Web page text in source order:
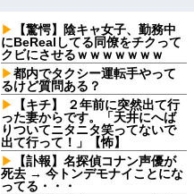
【驚愕】陰キャ女子、勤務中
にBeRealしてる同僚をチクって
クビにさせるｗｗｗｗｗｗｗ
都内でタクシー運転手やって
るけど質問ある？
【キチ】 ２年前に突然出て行
った妻からです。「天井にへば
りついてニタニタ笑ってないで
出て行って！」【怖】
【訃報】名探偵コナン声優が
死去 → 今トンデモナイことにな
ってる・・・